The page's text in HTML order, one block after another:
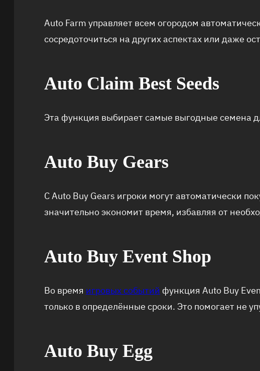
Auto Farm управляет всем огородом
сосредоточиться на других аспектах или даже
Auto Claim Best Seeds
Эта функция выбирает самые выгодные семена
Auto Buy Gears
С Auto Buy Gears игроки могут автоматически
значительно экономит время, избавляя от
Auto Buy Event Shop
Во время игровых событий функция Auto Buy
только в определённые сроки. Это помогает не
Auto Buy Egg